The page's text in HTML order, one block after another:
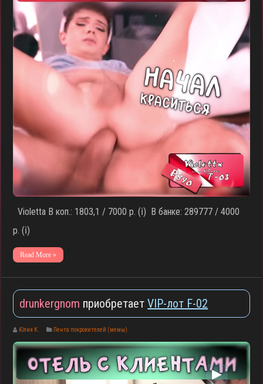
Violetta В коп.: 1803,1 / 7000 р. (ℹ️) В банке: 289777 / 4000
р. (ℹ️)
Read More »
drunkergnom приобретаетVIP-лот F-02
Юлия К. Лента покровителей (мемы)
▶